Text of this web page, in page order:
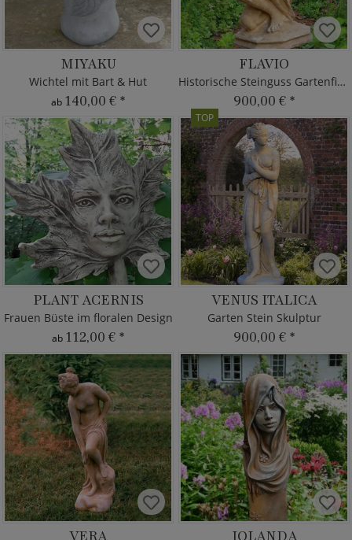
MIYAKU
Wichtel mit Bart & Hut
ab 140,00 € *
FLAVIO
Historische Steinguss Gartenfigur
900,00 € *
PLANT ACERNIS
Frauen Büste im floralen Design
ab 112,00 € *
TOP
VENUS ITALICA
Garten Stein Skulptur
900,00 € *
VERA JOLANDA